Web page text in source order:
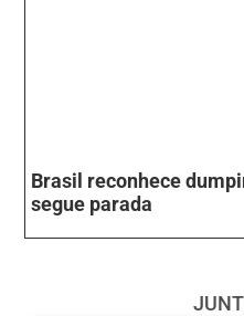
Brasil reconhece
segue parada